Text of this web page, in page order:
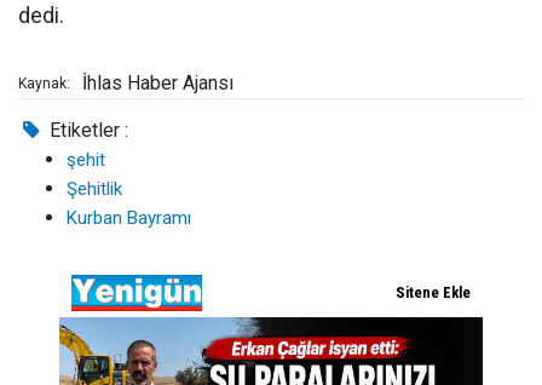
dedi.
Kaynak: İhlas Haber Ajansı
Etiketler :
şehit
Şehitlik
Kurban Bayramı